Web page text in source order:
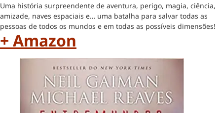
Uma história surpreendente de aventura, perigo, magia, ciência,
amizade, naves espaciais e… uma batalha para salvar todas as
pessoas de todos os mundos e em todas as possíveis dimensões!
+ Amazon